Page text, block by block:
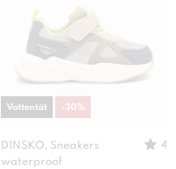
DINSKO, Sneakers
waterproof
4
Vattentät -30%